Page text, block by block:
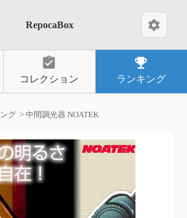
RepocaBox settings
assignment_turned_in
コレクション
emoji_events
ランキング
グ 中間調光器 NOATEK